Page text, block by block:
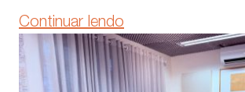
Continuar lendo